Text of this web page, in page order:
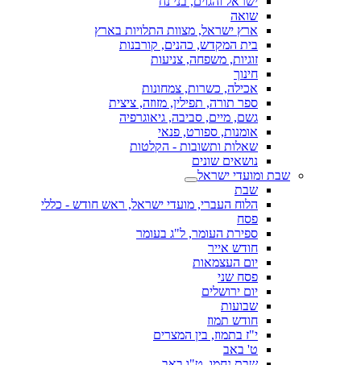
שואה
ארץ ישראל, מצוות התלויות בארץ
בית המקדש, כהנים, קורבנות
זוגיות, משפחה, צניעות
חינוך
אכילה, כשרות, צמחונות
ספר תורה, תפילין, מזוזה, ציצית
גשם, מיים, סביבה, גיאוגרפיה
אומנות, ספורט, פנאי
שאלות ותשובות - הקלטות
נושאים שונים
שבת ומועדי ישראל
שבת
הלוח העברי, מועדי ישראל, ראש חודש - כללי
פסח
ספירת העומר, ל"ג בעומר
חודש אייר
יום העצמאות
פסח שני
יום ירושלים
שבועות
חודש תמוז
י"ז בתמוז, בין המצרים
ט' באב